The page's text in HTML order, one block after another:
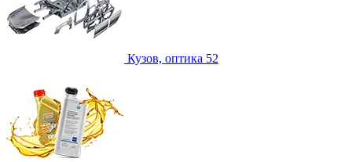
Кузов, оптика 52